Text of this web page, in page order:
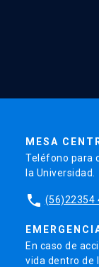
MESA
Teléfono para
la Universidad.
phone (56)22354
En caso de
vida dentro de